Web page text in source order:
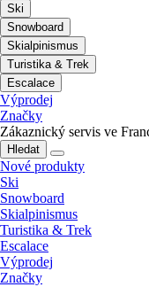
Ski
Snowboard
Skialpinismus
Turistika & Trek
Escalace
Výprodej
Značky
Zákaznický servis ve
Hledat
Nové produkty
Ski
Snowboard
Skialpinismus
Turistika & Trek
Escalace
Výprodej
Značky